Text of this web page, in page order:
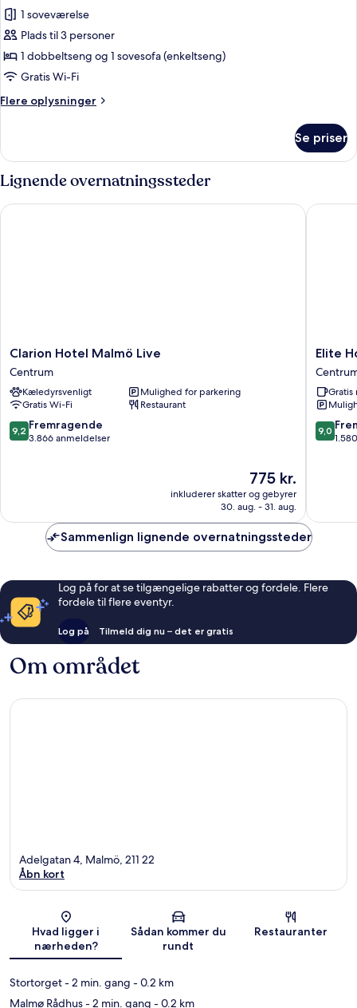
billeder
af
Superior-
værelse
til
3
1 soveværelse
Plads til 3 personer
1 dobbeltseng og 1 sovesofa (enkeltseng)
Gratis Wi-Fi
Flere oplysninger
Flere
værelse
til
3
personer
Se priser
Lignende overnatningssteder
Clarion
Hotel
Malmö
Live
Centrum
Clarion Hotel Malmö Live
Centrum
Kæledyrsvenligt
Mulighed for parkering
Gratis Wi-Fi
Restaurant
9.2
ud
9,2 Fremragende
3.866 anmeldelser
Prisen
775 kr.
775 kr.
inkluderer skatter og gebyrer
30. aug. - 31. aug.
Clarion Hotel Malmö Live
Elite
Hotel
Elite
Gratis
9.0
ud
9,0
Elite
Sammenlign lignende overnatningssteder
Log på for at se tilgængelige rabatter og fordele. Flere
fordele til flere eventyr.
Log på Tilmeld dig nu – det er gratis
Om området
Kort
Adelgatan 4, Malmö, 211 22
Åbn kort
Hvad ligger i
nærheden?
Sådan kommer du
rundt
Restauranter
Stortorget- 2 min. gang - 0.2 km
Malmø Rådhus- 2 min. gang - 0.2 km